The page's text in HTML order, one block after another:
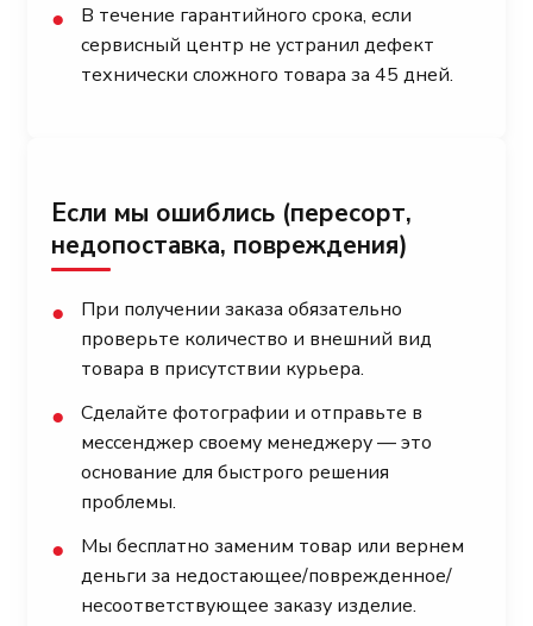
●
В течение гарантийного срока, если
сервисный центр не устранил дефект
технически сложного товара за 45 дней.
Если мы ошиблись (пересорт,
недопоставка, повреждения)
●
При получении заказа обязательно
проверьте количество и внешний вид
товара в присутствии курьера.
●
Сделайте фотографии и отправьте в
мессенджер своему менеджеру — это
основание для быстрого решения
проблемы.
●
Мы бесплатно заменим товар или вернем
деньги за недостающее/поврежденное/
несоответствующее заказу изделие.